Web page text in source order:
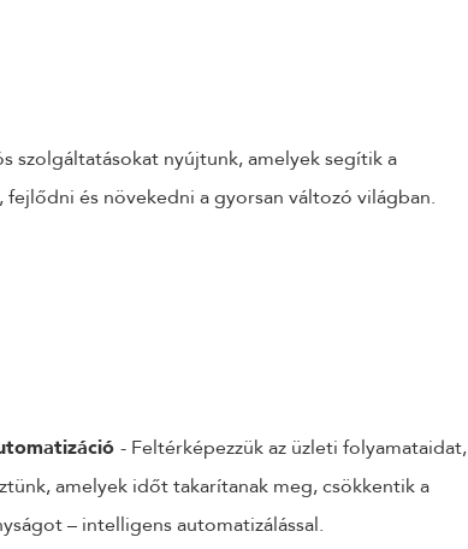
szolgáltatásokat nyújtunk, amelyek segítik a
fejlődni és növekedni a gyorsan változó világban.
- Feltérképezzük az üzleti folyamataidat,
amelyek időt takarítanak meg, csökkentik a
– intelligens automatizálással.